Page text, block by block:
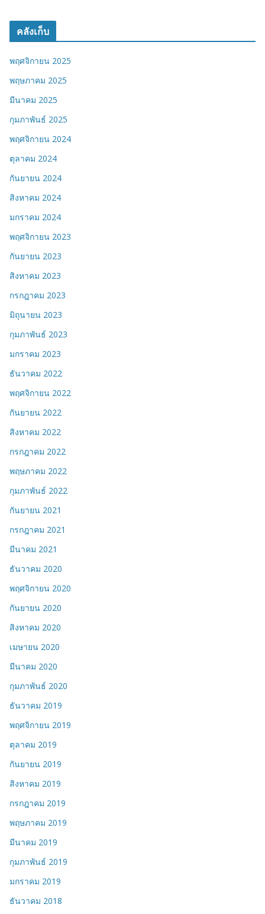
คลังเก็บ
พฤศจิกายน 2025
พฤษภาคม 2025
มีนาคม 2025
กุมภาพันธ์ 2025
พฤศจิกายน 2024
ตุลาคม 2024
กันยายน 2024
สิงหาคม 2024
มกราคม 2024
พฤศจิกายน 2023
กันยายน 2023
สิงหาคม 2023
กรกฎาคม 2023
มิถุนายน 2023
กุมภาพันธ์ 2023
มกราคม 2023
ธันวาคม 2022
พฤศจิกายน 2022
กันยายน 2022
สิงหาคม 2022
กรกฎาคม 2022
พฤษภาคม 2022
กุมภาพันธ์ 2022
กันยายน 2021
กรกฎาคม 2021
มีนาคม 2021
ธันวาคม 2020
พฤศจิกายน 2020
กันยายน 2020
สิงหาคม 2020
เมษายน 2020
มีนาคม 2020
กุมภาพันธ์ 2020
ธันวาคม 2019
พฤศจิกายน 2019
ตุลาคม 2019
กันยายน 2019
สิงหาคม 2019
กรกฎาคม 2019
พฤษภาคม 2019
มีนาคม 2019
กุมภาพันธ์ 2019
มกราคม 2019
ธันวาคม 2018